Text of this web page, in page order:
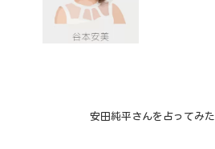
安田純平さんを占ってみた